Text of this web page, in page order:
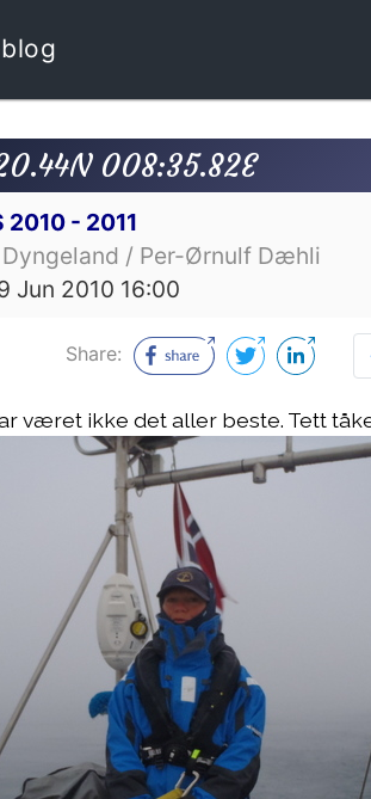
008:35.82E
2010 - 2011
Dyngeland / Per-Ørnulf Dæhli
Jun 2010 16:00
Share:
været ikke det aller beste. Tett